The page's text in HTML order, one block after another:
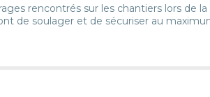
rencontrés sur les chantiers lors de
de soulager et de sécuriser au